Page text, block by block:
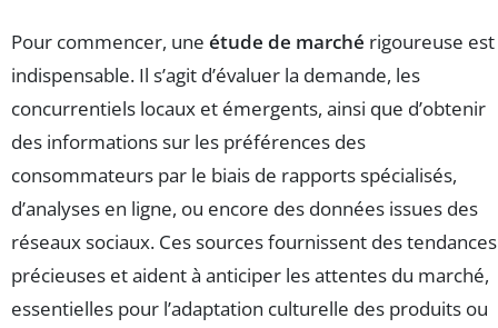
Pour commencer, une étude de marché rigoureuse est
indispensable. Il s’agit d’évaluer la demande, les
concurrentiels locaux et émergents, ainsi que d’obtenir
des informations sur les préférences des
consommateurs par le biais de rapports spécialisés,
d’analyses en ligne, ou encore des données issues des
réseaux sociaux. Ces sources fournissent des tendances
précieuses et aident à anticiper les attentes du marché,
essentielles pour l’adaptation culturelle des produits ou